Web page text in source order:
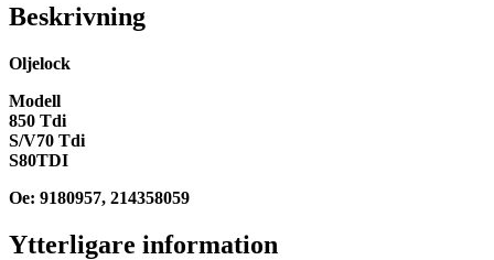
Beskrivning
Oljelock
Modell
850 Tdi
S/V70 Tdi
S80TDI
Oe: 9180957, 214358059
Ytterligare information